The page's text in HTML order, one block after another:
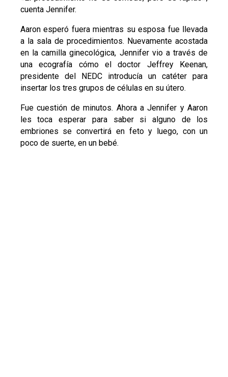
cuenta Jennifer.
Aaron esperó fuera mientras su esposa fue llevada
a la sala de procedimientos. Nuevamente acostada
en la camilla ginecológica, Jennifer vio a través de
una ecografía cómo el doctor Jeffrey Keenan,
presidente del NEDC introducía un catéter para
insertar los tres grupos de células en su útero.
Fue cuestión de minutos. Ahora a Jennifer y Aaron
les toca esperar para saber si alguno de los
embriones se convertirá en feto y luego, con un
poco de suerte, en un bebé.